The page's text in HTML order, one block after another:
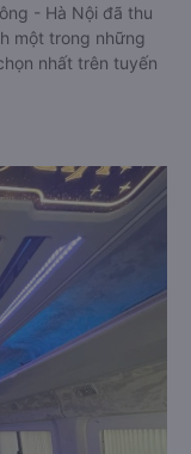
- Hà Nội đã thu
một trong những
nhất trên tuyến